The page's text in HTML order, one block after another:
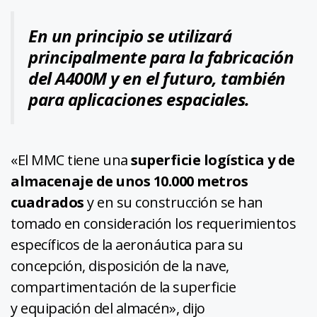
En un principio se utilizará
principalmente para la fabricación
del A400M y en el futuro, también
para aplicaciones espaciales.
«El MMC tiene unasuperficie logística y de
almacenaje de unos 10.000 metros
cuadradosy en su construcción se han
tomado en consideración los requerimientos
específicos de la aeronáutica para su
concepción, disposición de la nave,
compartimentación de la superficie
y equipación del almacén», dijo